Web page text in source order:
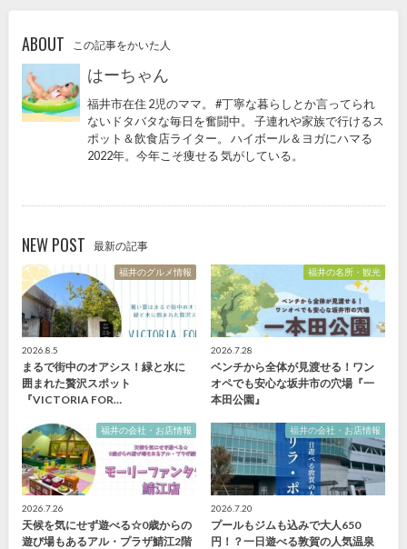
ABOUT この記事をかいた人
はーちゃん
福井市在住 2児のママ。 #丁寧な暮らしとか言ってられ
ないドタバタな毎日を奮闘中。 子連れや家族で行けるス
ポット＆飲食店ライター。 ハイボール＆ヨガにハマる
2022年。今年こそ痩せる 気がしている。
NEW POST 最新の記事
福井のグルメ情報
2026.8.5
まるで街中のオアシス！緑と水に
囲まれた贅沢スポット
『VICTORIA FOR…
福井の名所・観光
2026.7.28
ベンチから全体が見渡せる！ワン
オペでも安心な坂井市の穴場『一
本田公園』
福井の会社・お店情報
2026.7.26
天候を気にせず遊べる☆0歳からの
遊び場もあるアル・プラザ鯖江2階
福井の会社・お店情報
2026.7.20
プールもジムも込みで大人650
円！？一日遊べる敦賀の人気温泉